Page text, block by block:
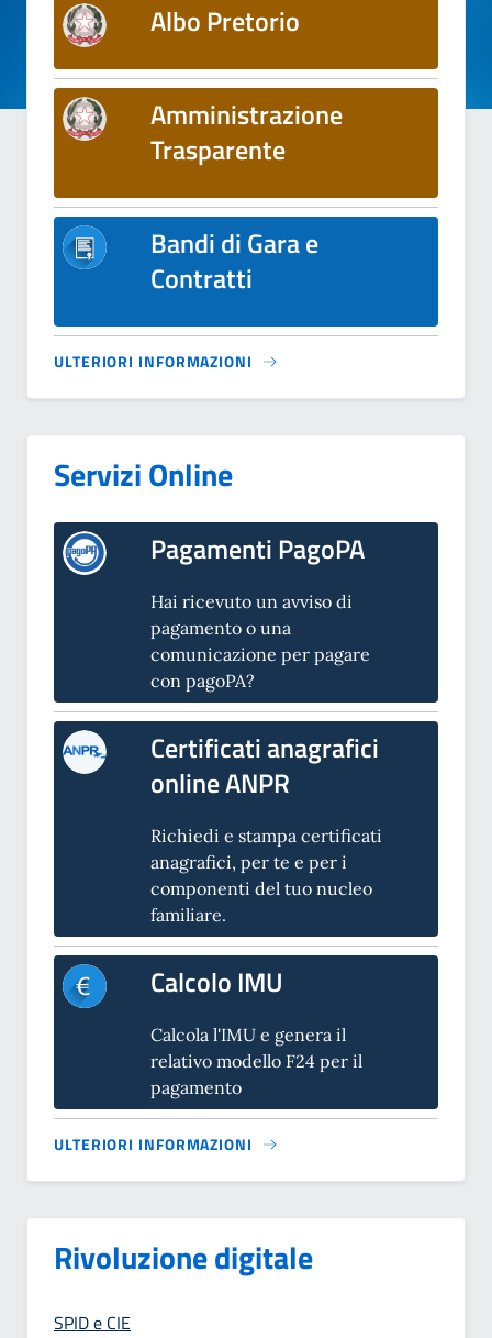
Albo Pretorio
Amministrazione
Trasparente
Bandi di Gara e
Contratti
ULTERIORI INFORMAZIONI
Servizi Online
Pagamenti PagoPA
Hai ricevuto un avviso di
pagamento o una
comunicazione per pagare
con pagoPA?
Certificati anagrafici
online ANPR
Richiedi e stampa certificati
anagrafici, per te e per i
componenti del tuo nucleo
familiare.
Calcolo IMU
Calcola l'IMU e genera il
relativo modello F24 per il
pagamento
ULTERIORI INFORMAZIONI
Rivoluzione digitale
SPID e CIE